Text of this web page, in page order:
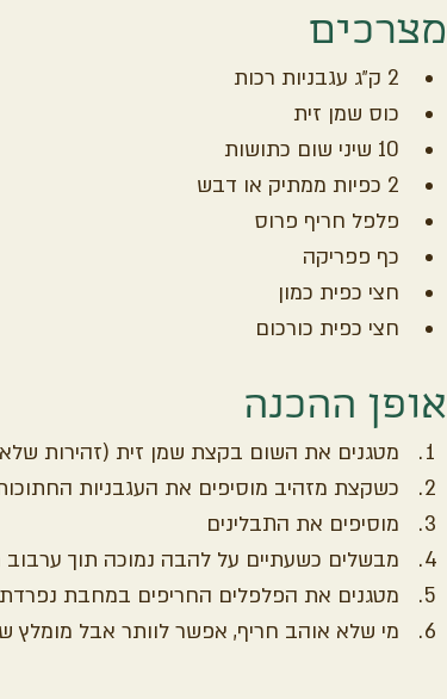
מצרכים
2 ק״ג עגבניות רכות
כוס שמן זית
10 שיני שום כתושות
2 כפיות ממתיק או דבש
פלפל חריף פרוס
כף פפריקה
חצי כפית כמון
חצי כפית כורכום
אופן ההכנה
מטגנים את השום בקצת שמן זית (זהירות שלא
כשקצת מזהיב מוסיפים את העגבניות
מוסיפים את התבלינים
מבשלים כשעתיים על להבה נמוכה תוך ערבוב
מטגנים את הפלפלים החריפים במחבת נפרדת
מי שלא אוהב חריף, אפשר לוותר אבל מומלץ